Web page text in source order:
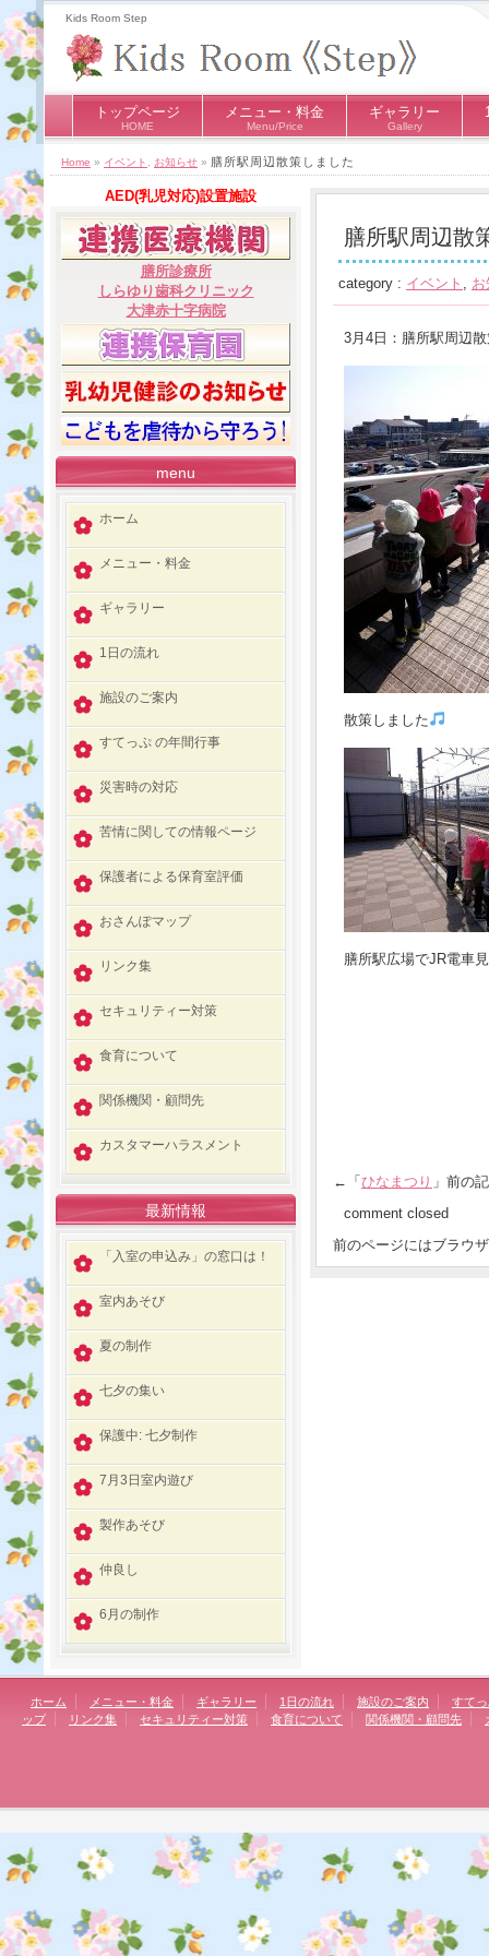
Kids Room Step
トップページ
HOME
メニュー・料金
Menu/Price
ギャラリー
Gallery
Home » イベント お知らせ » 膳所駅周辺散策しました
膳所駅周辺散
category : イベント ,
3月4日：膳所駅周辺
散策しました
膳所駅広場でJR電車
←「 ひなまつり 」前の
comment closed
前のページにはブラウ
AED(乳児対応)設置施設
膳所診療所
しらゆり歯科クリニック
大津赤十字病院
menu
ホーム
メニュー・料金
ギャラリー
1日の流れ
施設のご案内
すてっぷ の年間行事
災害時の対応
苦情に関しての情報ページ
保護者による保育室評価
おさんぽマップ
リンク集
セキュリティー対策
食育について
関係機関・顧問先
カスタマーハラスメント
最新情報
「入室の申込み」の窓口は！
室内あそび
夏の制作
七夕の集い
保護中: 七夕制作
7月3日室内遊び
製作あそび
仲良し
6月の制作
ホーム メニュー・料金 ギャラリー 1日の流れ 施設のご案内
すて
ップ
リンク集 セキュリティー対策 食育について 関係機関・顧問先